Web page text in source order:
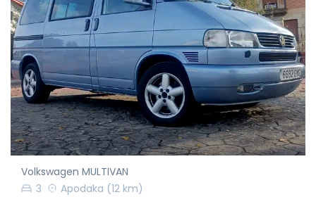
Volkswagen MULTIVAN
3
Apodaka (12 km)